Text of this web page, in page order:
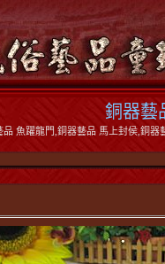
銅器藝
魚躍龍門,銅器藝品 馬上封侯,銅